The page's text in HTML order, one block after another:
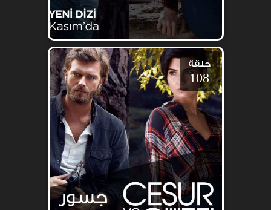
حلقة
108